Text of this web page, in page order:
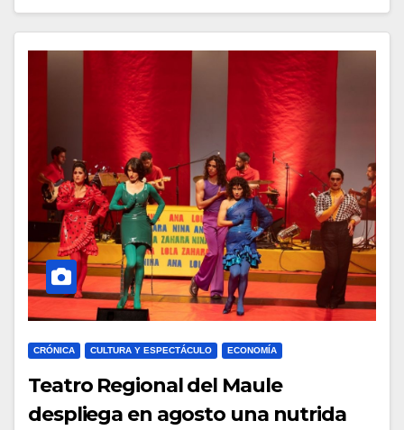
CRÓNICA CULTURA Y ESPECTÁCULO ECONOMÍA
Teatro Regional del Maule
despliega en agosto una nutrida